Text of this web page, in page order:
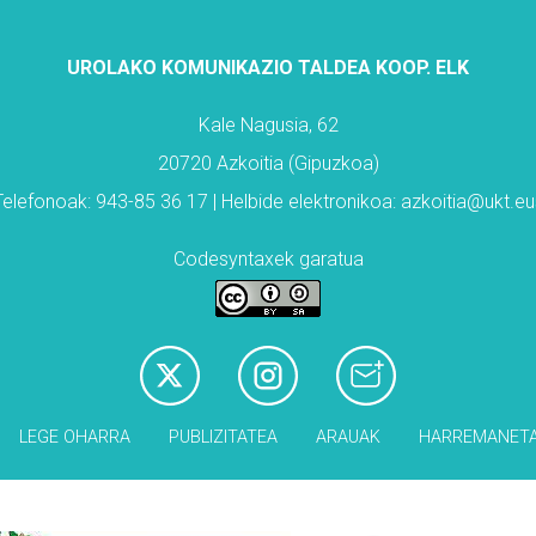
UROLAKO KOMUNIKAZIO TALDEA KOOP. ELK
Kale Nagusia, 62
20720 Azkoitia (Gipuzkoa)
943-85 36 17 | Helbide elektronikoa:
Codesyntaxek garatua
LEGE OHARRA PUBLIZITATEA ARAUAK